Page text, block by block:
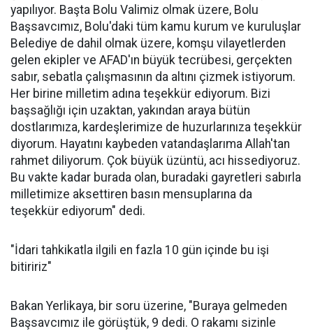
yapılıyor. Başta Bolu Valimiz olmak üzere, Bolu
Başsavcımız, Bolu'daki tüm kamu kurum ve kuruluşlar
Belediye de dahil olmak üzere, komşu vilayetlerden
gelen ekipler ve AFAD'ın büyük tecrübesi, gerçekten
sabır, sebatla çalışmasının da altını çizmek istiyorum.
Her birine milletim adına teşekkür ediyorum. Bizi
başsağlığı için uzaktan, yakından araya bütün
dostlarımıza, kardeşlerimize de huzurlarınıza teşekkür
diyorum. Hayatını kaybeden vatandaşlarıma Allah'tan
rahmet diliyorum. Çok büyük üzüntü, acı hissediyoruz.
Bu vakte kadar burada olan, buradaki gayretleri sabırla
milletimize aksettiren basın mensuplarına da
teşekkür ediyorum" dedi.
"İdari tahkikatla ilgili en fazla 10 gün içinde bu işi
bitiririz"
Bakan Yerlikaya, bir soru üzerine, "Buraya gelmeden
Başsavcımız ile görüştük, 9 dedi. O rakamı sizinle